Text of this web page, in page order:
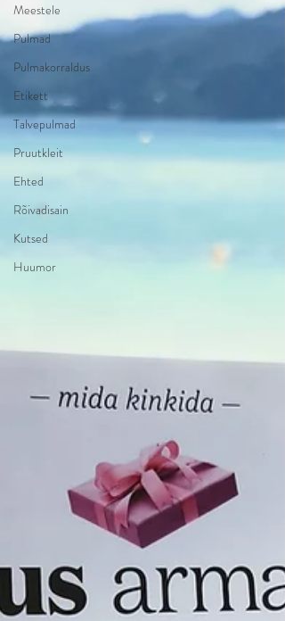
Meestele
Pulmad
Pulmakorraldus
Etikett
Talvepulmad
Pruutkleit
Ehted
Rõivadisain
Kutsed
Huumor